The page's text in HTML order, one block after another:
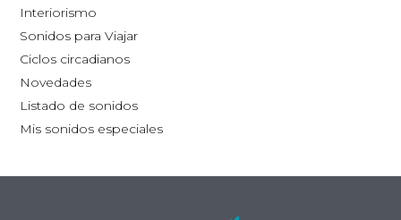
Interiorismo
Sonidos para Viajar
Ciclos circadianos
Novedades
Listado de sonidos
Mis sonidos especiales